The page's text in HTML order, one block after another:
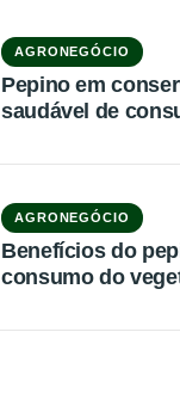
AGRONEGÓCIO
Pepino em
saudável de
AGRONEGÓCIO
Benefícios do
consumo do